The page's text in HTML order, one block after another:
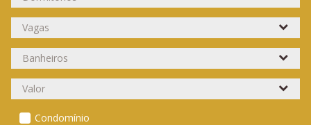
Condomínio